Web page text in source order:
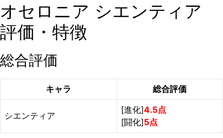
オセロニア シエンティア
評価・特徴
総合評価
キャラ 総合評価
シエンティア
[進化]4.5点
[闘化] 5点